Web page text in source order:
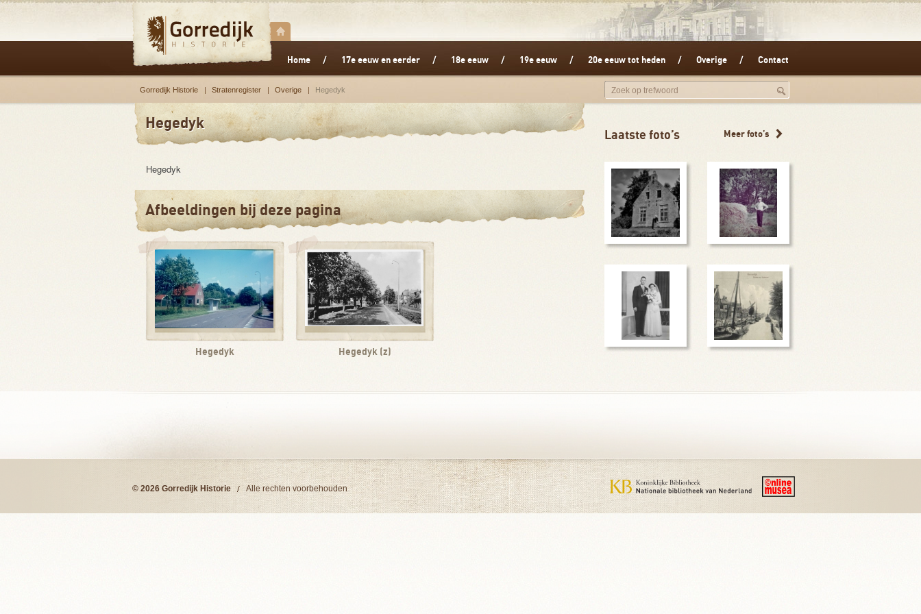
Home 17e eeuw en eerder 18e eeuw 19e eeuw 20e eeuw tot heden Overige Contact
Gorredijk Historie Stratenregister Overige Hegedyk
Hegedyk
Hegedyk
Afbeeldingen bij deze pagina
Hegedyk Hegedyk (z)
Meer foto’s
Laatste foto’s
© 2026 Gorredijk Historie Alle rechten voorbehouden